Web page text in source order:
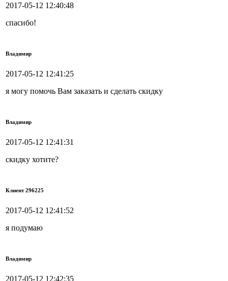
2017-05-12 12:40:48
спасибо!
Владимир
2017-05-12 12:41:25
я могу помочь Вам заказать и сделать скидку
Владимир
2017-05-12 12:41:31
скидку хотите?
Клиент 296225
2017-05-12 12:41:52
я подумаю
Владимир
2017-05-12 12:42:35